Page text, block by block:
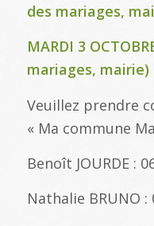
des mariages,
MARDI 3
mariages, mairie)
Veuillez prendre
« Ma commune
Benoît JOURDE :
Nathalie BRUNO :